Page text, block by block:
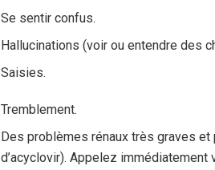
Se sentir confus.
Hallucinations (voir ou entendre des
Saisies.
Tremblement.
Des problèmes rénaux très graves
d’acyclovir). Appelez